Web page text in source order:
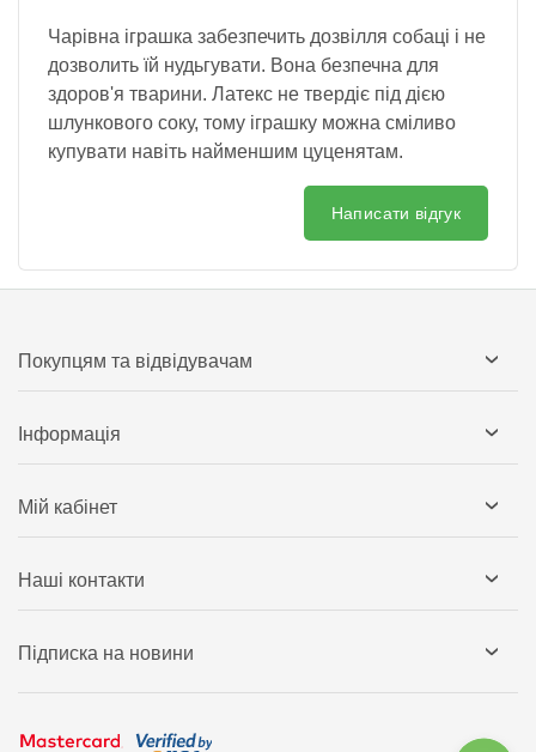
Чарівна іграшка забезпечить дозвілля собаці і не
дозволить їй нудьгувати. Вона безпечна для
здоров'я тварини. Латекс не твердіє під дією
шлункового соку, тому іграшку можна сміливо
купувати навіть найменшим цуценятам.
Написати відгук
Покупцям та відвідувачам
Інформація
Мій кабінет
Наші контакти
Підписка на новини